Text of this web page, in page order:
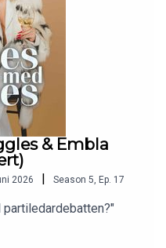
& Embla
2026 | Season 5 Ep. 17